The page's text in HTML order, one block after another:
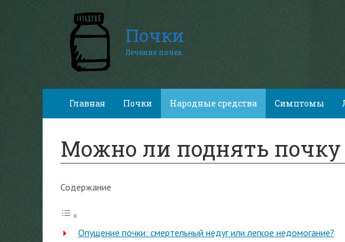
Почки
Лечение почек
Главная Почки Народные средства Симптомы
Можно ли поднять почку
Содержание
Опущение почки: смертельный недуг или легкое недомогание?